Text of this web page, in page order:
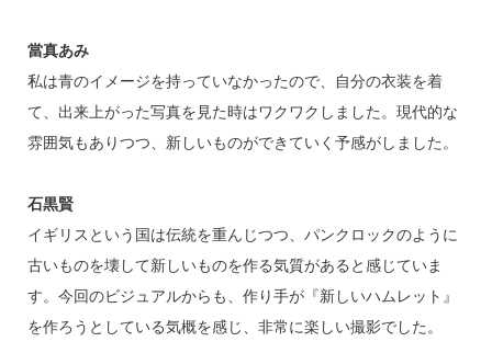
當真あみ
私は青のイメージを持っていなかったので、自分の衣装を着
て、出来上がった写真を見た時はワクワクしました。現代的な
雰囲気もありつつ、新しいものができていく予感がしました。
石黒賢
イギリスという国は伝統を重んじつつ、パンクロックのように
古いものを壊して新しいものを作る気質があると感じていま
す。今回のビジュアルからも、作り手が『新しいハムレット』
を作ろうとしている気概を感じ、非常に楽しい撮影でした。